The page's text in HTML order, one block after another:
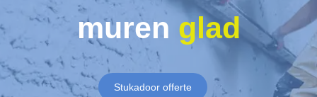
muren glad
Stukadoor offerte